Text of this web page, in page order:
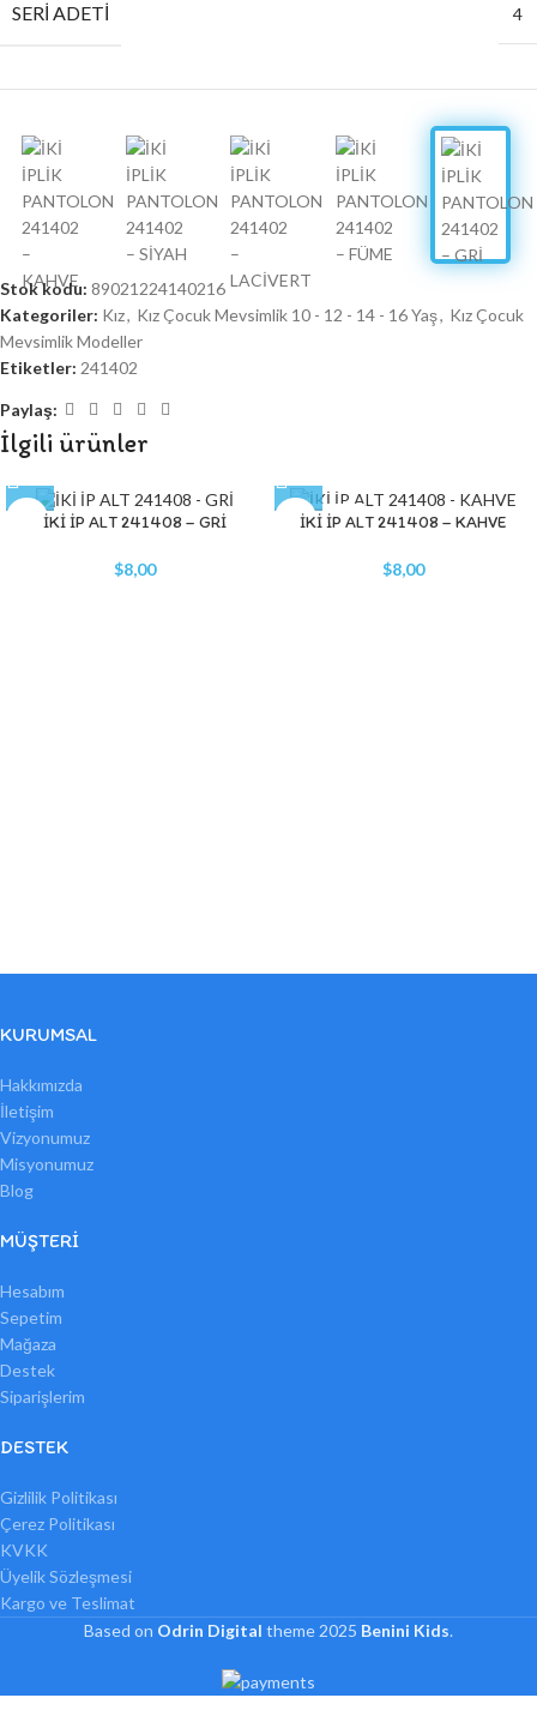
SERI ADETI 4
Stok kodu: 89021224140216
Kategoriler: Kız, Kız Çocuk Mevsimlik 10 - 12 - 14 - 16 Yaş, Kız Çocuk
Mevsimlik Modeller
Etiketler: 241402
Paylaş:
İlgili ürünler
İKİ İP ALT 241408 – GRİ
$8,00
STOK YOK
İKİ İP ALT 241408 – KAHVE
$8,00
KURUMSAL
Hakkımızda
İletişim
Vizyonumuz
Misyonumuz
Blog
MÜŞTERI
Hesabım
Sepetim
Mağaza
Destek
Siparişlerim
DESTEK
Gizlilik Politikası
Çerez Politikası
KVKK
Üyelik Sözleşmesi
Kargo ve Teslimat
Based on Odrin Digital theme 2025 Benini Kids.